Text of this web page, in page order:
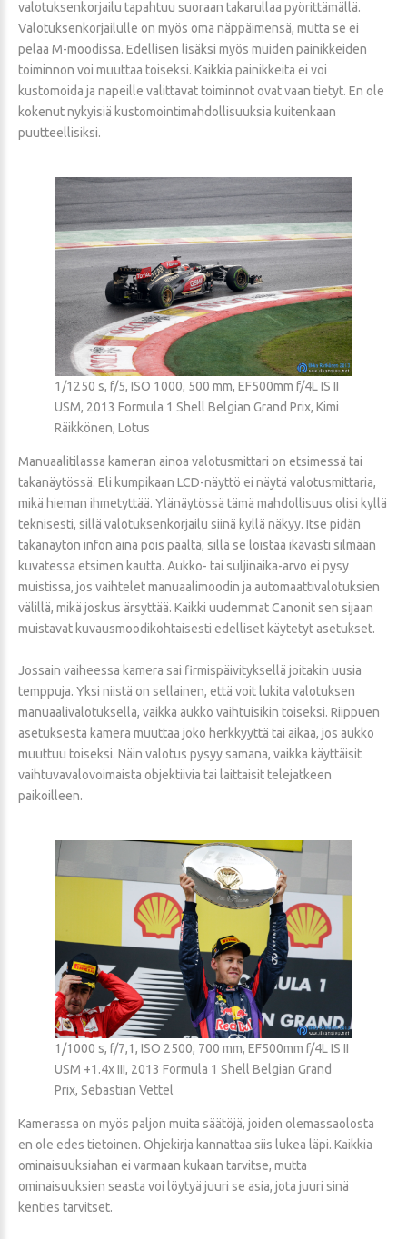
valotuksenkorjailu tapahtuu suoraan takarullaa pyörittämällä.
Valotuksenkorjailulle on myös oma näppäimensä, mutta se ei
pelaa M-moodissa. Edellisen lisäksi myös muiden painikkeiden
toiminnon voi muuttaa toiseksi. Kaikkia painikkeita ei voi
kustomoida ja napeille valittavat toiminnot ovat vaan tietyt. En ole
kokenut nykyisiä kustomointimahdollisuuksia kuitenkaan
puutteellisiksi.
1/1250 s, f/5, ISO 1000, 500 mm, EF500mm f/4L IS II
USM, 2013 Formula 1 Shell Belgian Grand Prix, Kimi
Räikkönen, Lotus
Manuaalitilassa kameran ainoa valotusmittari on etsimessä tai
takanäytössä. Eli kumpikaan LCD-näyttö ei näytä valotusmittaria,
mikä hieman ihmetyttää. Ylänäytössä tämä mahdollisuus olisi kyllä
teknisesti, sillä valotuksenkorjailu siinä kyllä näkyy. Itse pidän
takanäytön infon aina pois päältä, sillä se loistaa ikävästi silmään
kuvatessa etsimen kautta. Aukko- tai suljinaika-arvo ei pysy
muistissa, jos vaihtelet manuaalimoodin ja automaattivalotuksien
välillä, mikä joskus ärsyttää. Kaikki uudemmat Canonit sen sijaan
muistavat kuvausmoodikohtaisesti edelliset käytetyt asetukset.
Jossain vaiheessa kamera sai firmispäivityksellä joitakin uusia
temppuja. Yksi niistä on sellainen, että voit lukita valotuksen
manuaalivalotuksella, vaikka aukko vaihtuisikin toiseksi. Riippuen
asetuksesta kamera muuttaa joko herkkyyttä tai aikaa, jos aukko
muuttuu toiseksi. Näin valotus pysyy samana, vaikka käyttäisit
vaihtuvavalovoimaista objektiivia tai laittaisit telejatkeen
paikoilleen.
1/1000 s, f/7,1, ISO 2500, 700 mm, EF500mm f/4L IS II
USM +1.4x III, 2013 Formula 1 Shell Belgian Grand
Prix, Sebastian Vettel
Kamerassa on myös paljon muita säätöjä, joiden olemassaolosta
en ole edes tietoinen. Ohjekirja kannattaa siis lukea läpi. Kaikkia
ominaisuuksiahan ei varmaan kukaan tarvitse, mutta
ominaisuuksien seasta voi löytyä juuri se asia, jota juuri sinä
kenties tarvitset.